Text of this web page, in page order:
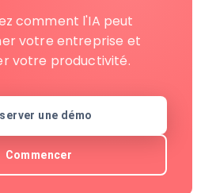
comment l'IA peut
votre entreprise et
votre productivité.
une démo
Commencer